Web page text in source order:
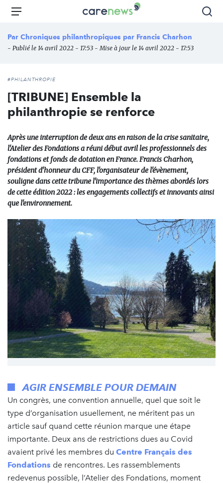
Aller
principal
Carenews,
média
des
Menu
Par Chroniques philanthropiques par Francis Charhon
- Publié le 14 avril 2022 - 17:53 - Mise à jour le 14 avril 2022 - 17:53
#PHILANTHROPIE
[TRIBUNE] Ensemble la
philanthropie se renforce
Après une interruption de deux ans en raison de la crise sanitaire,
l'Atelier des Fondations a réuni début avril les professionnels des
fondations et fonds de dotation en France. Francis Charhon,
président d'honneur du CFF, l'organisateur de l'évènement,
souligne dans cette tribune l'importance des thèmes abordés lors
de cette édition 2022 : les engagements collectifs et innovants ainsi
que l'environnement.
AGIR ENSEMBLE POUR DEMAIN
Un congrès, une convention annuelle, quel que soit le
type d’organisation usuellement, ne méritent pas un
article sauf quand cette réunion marque une étape
importante. Deux ans de restrictions dues au Covid
avaient privé les membres du Centre Français des
Fondations de rencontres. Les rassemblements
redevenus possible, l’Atelier des Fondations, moment